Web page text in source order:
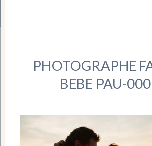
PHOTOGRAPHE
BEBE PAU-